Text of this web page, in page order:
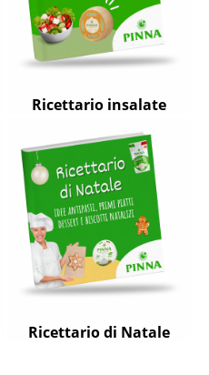
Ricettario insalate
Ricettario di Natale